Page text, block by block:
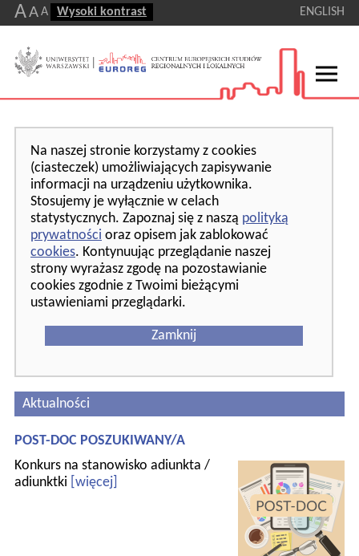
AA A Wysoki kontrast ENGLISH
Na naszej stronie korzystamy z cookies
(ciasteczek) umożliwiających zapisywanie
informacji na urządzeniu użytkownika.
Stosujemy je wyłącznie w celach
statystycznych. Zapoznaj się z naszą polityką
prywatności oraz opisem jak zablokować
cookies. Kontynuując przeglądanie naszej
strony wyrażasz zgodę na pozostawianie
cookies zgodnie z Twoimi bieżącymi
ustawieniami przeglądarki.
Zamknij
Aktualności
POST-DOC POSZUKIWANY/A
Konkurs na stanowisko adiunkta /
adiunktki [więcej]